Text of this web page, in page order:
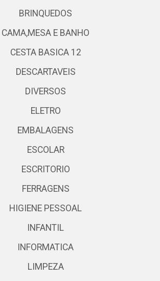
BRINQUEDOS
CAMA,MESA E BANHO
CESTA BASICA 12
DESCARTAVEIS
DIVERSOS
ELETRO
EMBALAGENS
ESCOLAR
ESCRITORIO
FERRAGENS
HIGIENE PESSOAL
INFANTIL
INFORMATICA
LIMPEZA